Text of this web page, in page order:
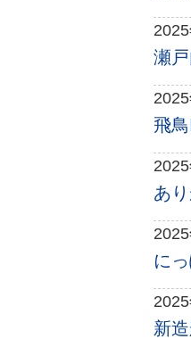
瀬
飛
あ
に
新